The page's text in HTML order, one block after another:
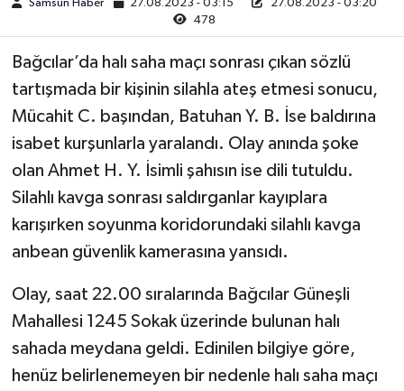
Samsun Haber 27.08.2023 - 03:15
27.08.2023 - 03:20
478
Bağcılar’da halı saha maçı sonrası çıkan sözlü
tartışmada bir kişinin silahla ateş etmesi sonucu,
Mücahit C. başından, Batuhan Y. B. İse baldırına
isabet kurşunlarla yaralandı. Olay anında şoke
olan Ahmet H. Y. İsimli şahısın ise dili tutuldu.
Silahlı kavga sonrası saldırganlar kayıplara
karışırken soyunma koridorundaki silahlı kavga
anbean güvenlik kamerasına yansıdı.
Olay, saat 22.00 sıralarında Bağcılar Güneşli
Mahallesi 1245 Sokak üzerinde bulunan halı
sahada meydana geldi. Edinilen bilgiye göre,
henüz belirlenemeyen bir nedenle halı saha maçı